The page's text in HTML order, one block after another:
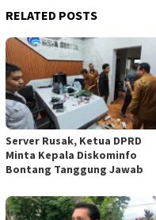
RELATED POSTS
Server Rusak, Ketua DPRD
Minta Kepala Diskominfo
Bontang Tanggung Jawab